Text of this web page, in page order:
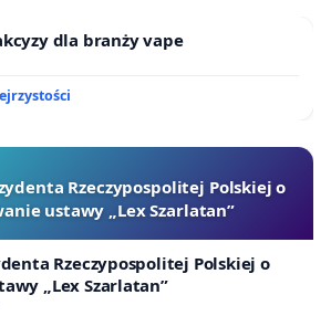
dla branży vape
Rzeczypospolitej Polskiej o
ustawy „Lex Szarlatan”
Rzeczypospolitej Polskiej o
„Lex Szarlatan”